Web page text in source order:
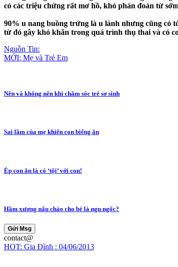
có các triệu chứng rất mơ hồ, khó phán đoán từ
90% u nang buồng trứng là u lành nhưng cũng có
từ đó gây khó khăn trong quá trình thụ thai và có
Nguồn Tin:
MỚI: Mẹ và Trẻ Em
Nên và không nên khi chăm sóc trẻ sơ sinh
Sai lầm của mẹ khiến con biếng ăn
Ép con ăn là có ‘tội’ với con!
Hầm xương nấu cháo cho bé là ngu ngốc?
Gửi Msg
contact@
HOT: Gia Đình : 04/06/2013